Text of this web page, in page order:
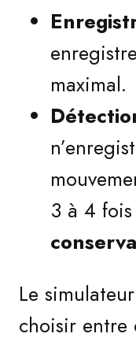
maximal.
3 à 4
Le
choisir entre